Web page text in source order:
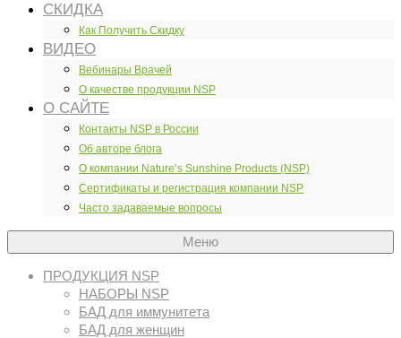
СКИДКА
Как Получить Скидку
ВИДЕО
Вебинары Врачей
О качестве продукции NSP
О САЙТЕ
Контакты NSP в России
Об авторе блога
О компании Nature’s Sunshine Products (NSP)
Сертификаты и регистрация компании NSP
Часто задаваемые вопросы
Меню
ПРОДУКЦИЯ NSP
НАБОРЫ NSP
БАД для иммунитета
БАД для женщин